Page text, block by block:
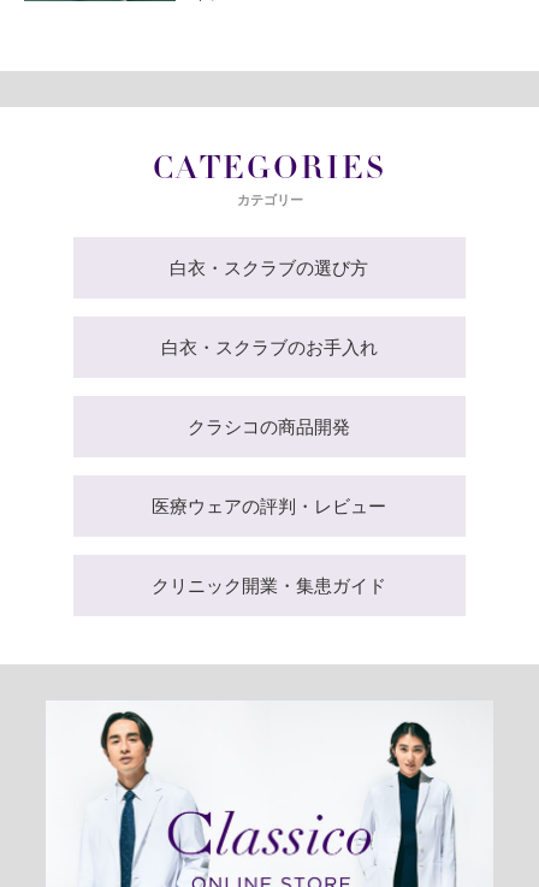
CATEGORIES
カテゴリー
白衣・スクラブの選び方
白衣・スクラブのお手入れ
クラシコの商品開発
医療ウェアの評判・レビュー
クリニック開業・集患ガイド